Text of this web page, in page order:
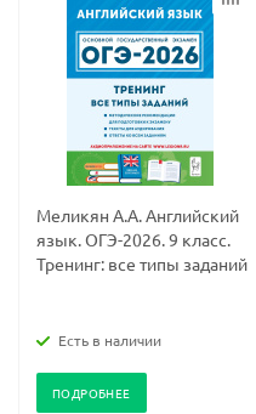
Меликян А.А. Английский
язык. ОГЭ-2026. 9 класс.
Тренинг: все типы заданий
Есть в наличии
ПОДРОБНЕЕ